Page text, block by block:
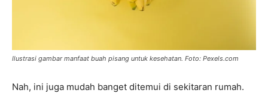
Ilustrasi gambar manfaat buah pisang untuk kesehatan. Foto: Pexels.com
Nah, ini juga mudah banget ditemui di sekitaran rumah.